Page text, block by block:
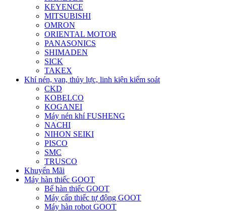
KEYENCE
MITSUBISHI
OMRON
ORIENTAL MOTOR
PANASONICS
SHIMADEN
SICK
TAKEX
Khí nén, van, thủy lực, linh kiện kiểm soát
CKD
KOBELCO
KOGANEI
Máy nén khí FUSHENG
NACHI
NIHON SEIKI
PISCO
SMC
TRUSCO
Khuyến Mãi
Máy hàn thiếc GOOT
Bể hàn thiếc GOOT
Máy cấp thiếc tự động GOOT
Máy hàn robot GOOT